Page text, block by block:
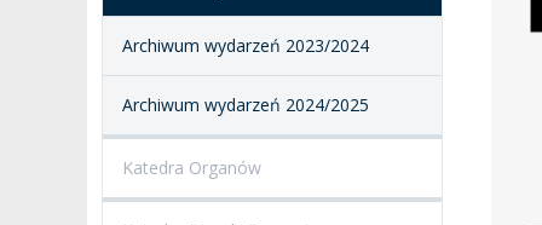
DOSTĘPNOŚĆ
DOM STUDENCKI
Archiwum wydarzeń 2023/2024
Archiwum wydarzeń 2024/2025
Katedra Organów